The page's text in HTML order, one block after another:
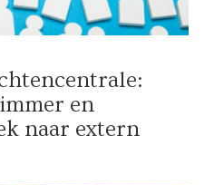
en
naar extern